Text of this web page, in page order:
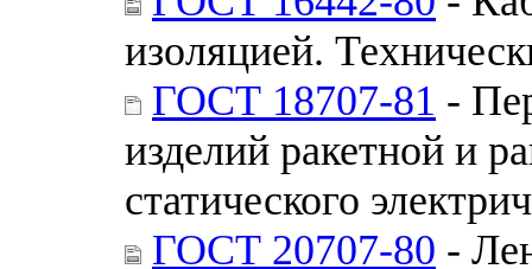
изоляцией.
ГОСТ 18707-81 -
изделий ракетной и
статического
ГОСТ 20707-80 -